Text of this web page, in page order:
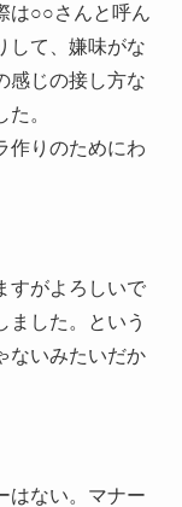
は○○さんと呼ん
して、嫌味がな
感じの接し方な
。
作りのためにわ
すがよろしいで
した。という
ないみたいだか
はない。マナー